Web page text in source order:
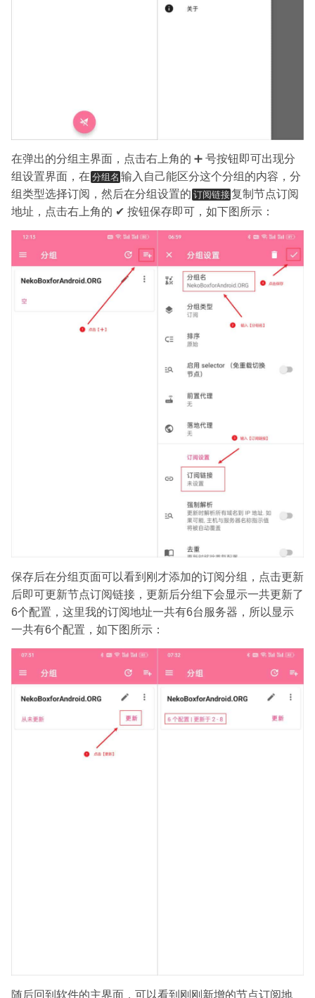
在弹出的分组主界面，点击右上角的 ➕ 号按钮即可出现分
组设置界面，在 分组名 输入自己能区分这个分组的内容，分
组类型选择订阅，然后在分组设置的 订阅链接复制节点订阅
地址，点击右上角的 ✔ 按钮保存即可，如下图所示：
保存后在分组页面可以看到刚才添加的订阅分组，点击更新
后即可更新节点订阅链接，更新后分组下会显示一共更新了
6个配置，这里我的订阅地址一共有6台服务器，所以显示
一共有6个配置，如下图所示：
随后回到软件的主界面，可以看到刚刚新增的节点订阅地